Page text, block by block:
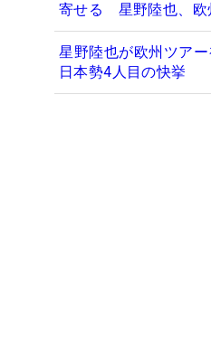
寄せる 星野陸也、欧
星野陸也が欧州ツア
日本勢4人目の快挙